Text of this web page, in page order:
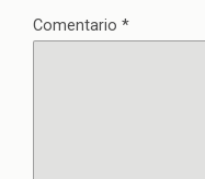
Comentario *